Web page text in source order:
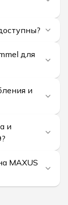
для
и
и
MAXUS